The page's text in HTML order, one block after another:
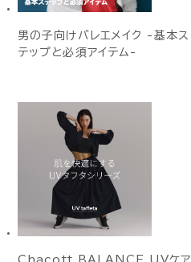
男の子向けバレエメイク -基本ス
テップと必須アイテム-
Chacott BALANCE UVケア